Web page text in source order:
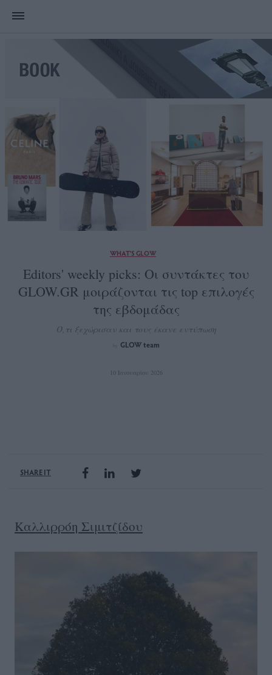
WHAT'S GLOW
Editors' weekly picks: Οι συντάκτες του
GLOW.GR μοιράζονται τις top επιλογές
της εβδομάδας
Ό,τι ξεχώρισαν και τους έκανε εντύπωση
GLOW team
10 Ιανουαρίου 2026
SHARE IT
Καλλιρρόη Σιμιτζίδου